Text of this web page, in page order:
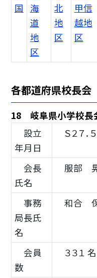
国
海
道
地
区
北
地
区
甲信
越地
区
各都道府県校長会
18 岐阜県小学校長
設立
年月日
Ｓ２７．５
会長
氏名
服部
事務
局長氏
名
和合
会員
数
３３１ 名